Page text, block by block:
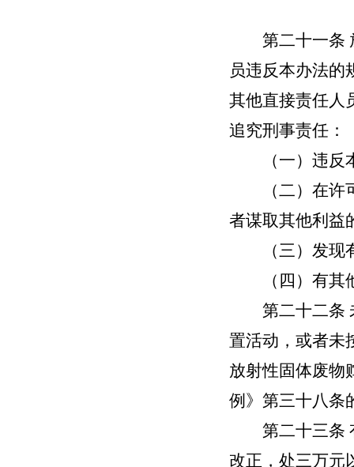
第二十一条
员违反本办法的
其他直接责任人
追究刑事责任：
（一）违反本
（二）在许可
者谋取其他利益
（三）发现有
（四）有其他
第二十二条
置活动，或者未
放射性固体废物
例》第三十八条
第二十三条
改正，处三万元